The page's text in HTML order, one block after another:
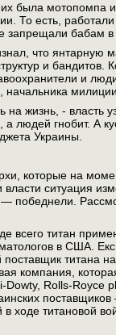
мотопомпа и
То есть,
бабам в
что
и
и
начальника
жизнь, - власть
людей гнобит. А
Украины.
которые на
ситуация
победнели.
всего титан
в США.
компания,
Rolls-Royce
ходе титановой